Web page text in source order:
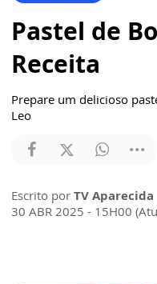
Pastel de
Receita
Prepare um delicioso
Leo
Escrito por TV Aparecida
30 ABR 2025 - 15H00